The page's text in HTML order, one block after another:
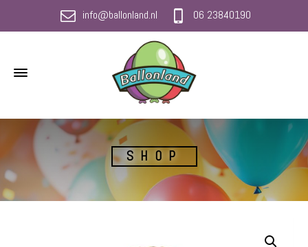
info@ballonland.nl 06 23840190
SHOP